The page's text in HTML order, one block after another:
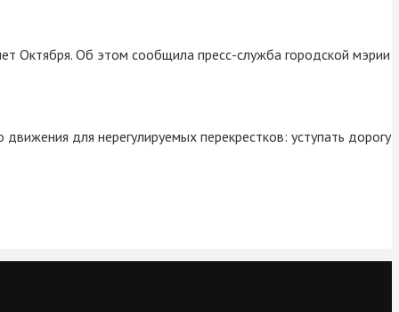
Октября. Об этом сообщила пресс-служба городской мэрии
для нерегулируемых перекрестков: уступать дорогу